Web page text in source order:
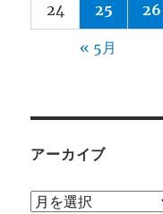
24 25 26
« 5月
アーカイブ
ア